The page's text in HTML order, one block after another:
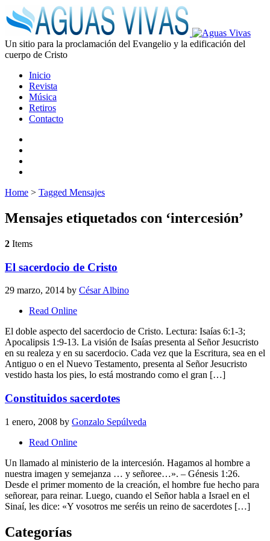
Un sitio para la proclamación del Evangelio y la edificación del
cuerpo de Cristo
Inicio
Revista
Música
Retiros
Contacto
Home > Tagged Mensajes
Mensajes etiquetados con ‘intercesión’
2 Items
El sacerdocio de Cristo
29 marzo, 2014 by César Albino
Read Online
El doble aspecto del sacerdocio de Cristo. Lectura: Isaías 6:1-3;
Apocalipsis 1:9-13. La visión de Isaías presenta al Señor Jesucristo
en su realeza y en su sacerdocio. Cada vez que la Escritura, sea en el
Antiguo o en el Nuevo Testamento, presenta al Señor Jesucristo
vestido hasta los pies, lo está mostrando como el gran […]
Constituidos sacerdotes
1 enero, 2008 by Gonzalo Sepúlveda
Read Online
Un llamado al ministerio de la intercesión. Hagamos al hombre a
nuestra imagen y semejanza … y señoree…». – Génesis 1:26.
Desde el primer momento de la creación, el hombre fue hecho para
señorear, para reinar. Luego, cuando el Señor habla a Israel en el
Sinaí, les dice: «Y vosotros me seréis un reino de sacerdotes […]
Categorías